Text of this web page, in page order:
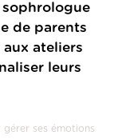
sophrologue
de parents
aux ateliers
leurs
gérer ses émotions